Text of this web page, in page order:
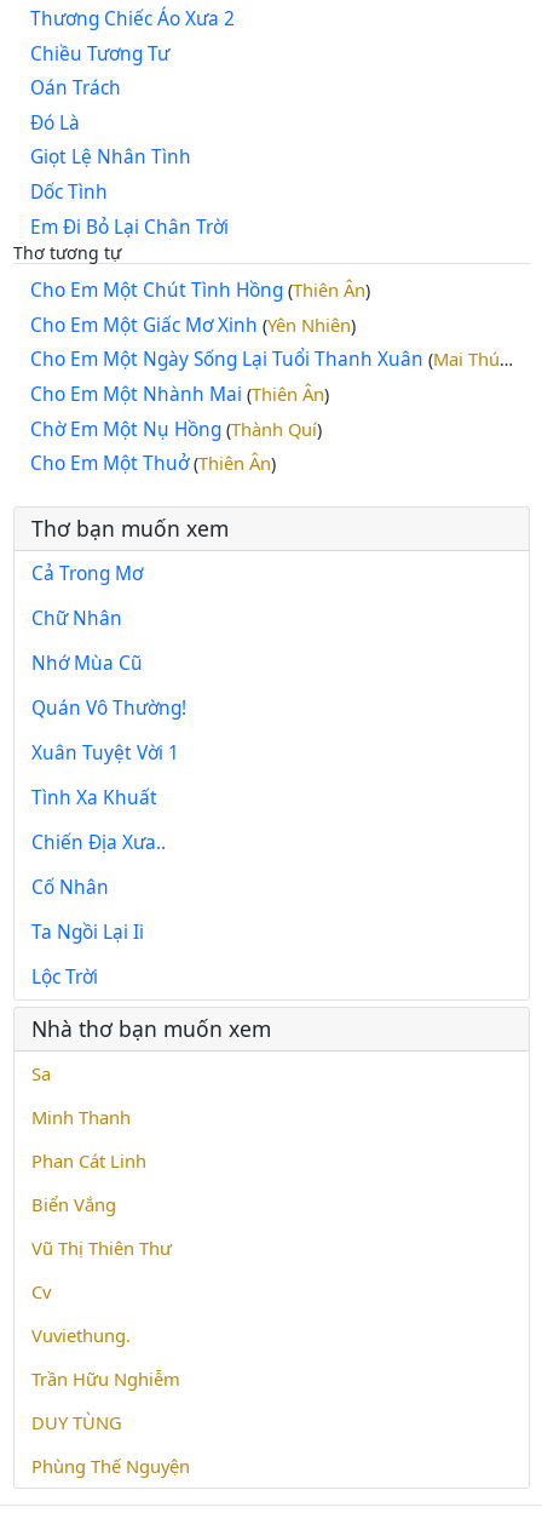
Thương Chiếc Áo Xưa 2
Chiều Tương Tư
Oán Trách
Đó Là
Giọt Lệ Nhân Tình
Dốc Tình
Em Đi Bỏ Lại Chân Trời
Thơ tương tự
Cho Em Một Chút Tình Hồng(Thiên Ân)
Cho Em Một Giấc Mơ Xinh (Yên Nhiên)
Cho Em Một Ngày Sống Lại Tuổi Thanh Xuân (Mai Thúy Hải
Cho Em Một Nhành Mai (Thiên Ân)
Chờ Em Một Nụ Hồng(Thành Quí)
Cho Em Một Thuở(Thiên Ân)
Thơ bạn muốn xem
Cả Trong Mơ
Chữ Nhân
Nhớ Mùa Cũ
Quán Vô Thường!
Xuân Tuyệt Vời 1
Tình Xa Khuất
Chiến Địa Xưa..
Cố Nhân
Ta Ngồi Lại Ii
Lộc Trời
Nhà thơ bạn muốn xem
Sa
Minh Thanh
Phan Cát Linh
Biển Vắng
Vũ Thị Thiên Thư
Cv
Vuviethung.
Trần Hữu Nghiễm
DUY TÙNG
Phùng Thế Nguyện